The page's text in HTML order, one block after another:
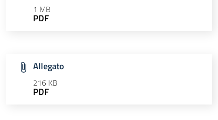
1 MB
PDF
Allegato
216 KB
PDF